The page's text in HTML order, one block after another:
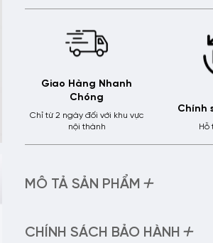
Giao Hàng Nhanh
Chóng
Chỉ từ 2 ngày đối với khu vực
nội thành
Chính
Hỗ
MÔ TẢ SẢN PHẨM +
– Mã sản phẩm: GN6023
CHÍNH SÁCH BẢO HÀNH +